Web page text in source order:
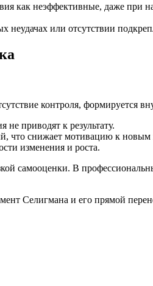
как неэффективные, даже при
неудачах или отсутствии
контроля, формируется
приводят к результату.
что снижает мотивацию к
изменения и роста.
самооценки. В